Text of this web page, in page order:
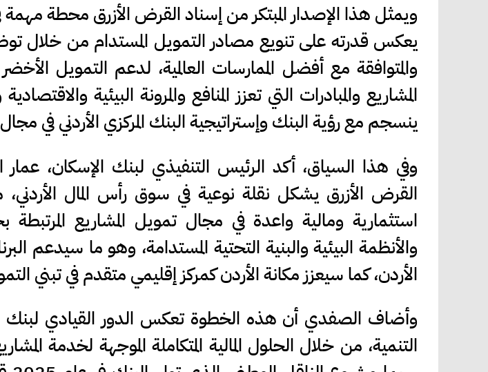
ويمثل هذا الإصدار المبتكر من إسناد القرض الأزرق محطة
يعكس قدرته على تنويع مصادر التمويل المستدام من خلال توظيف
والمتوافقة مع أفضل الممارسات العالمية، لدعم التمويل
المشاريع والمبادرات التي تعزز المنافع والمرونة البيئية
ينسجم مع رؤية البنك وإستراتيجية البنك المركزي الأردني في
وفي هذا السياق، أكد الرئيس التنفيذي لبنك الإسكان،
القرض الأزرق يشكل نقلة نوعية في سوق رأس المال الأردني،
استثمارية ومالية واعدة في مجال تمويل المشاريع المرتبطة
والأنظمة البيئية والبنية التحتية المستدامة، وهو ما سيدعم
الأردن، كما سيعزز مكانة الأردن كمركز إقليمي متقدم في تبني
وأضاف الصفدي أن هذه الخطوة تعكس الدور القيادي لبنك
التنمية، من خلال الحلول المالية المتكاملة الموجهة لخدمة